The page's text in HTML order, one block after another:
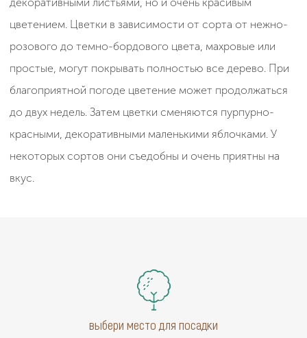
цветением. Цветки в зависимости от сорта от нежно-
розового до темно-бордового цвета, махровые или
простые, могут покрывать полностью все дерево. При
благоприятной погоде цветение может продолжаться
до двух недель. Затем цветки сменяются пурпурно-
красными, декоративными маленькими яблочками. У
некоторых сортов они съедобны и очень приятны на
вкус.
выбери место для посадки